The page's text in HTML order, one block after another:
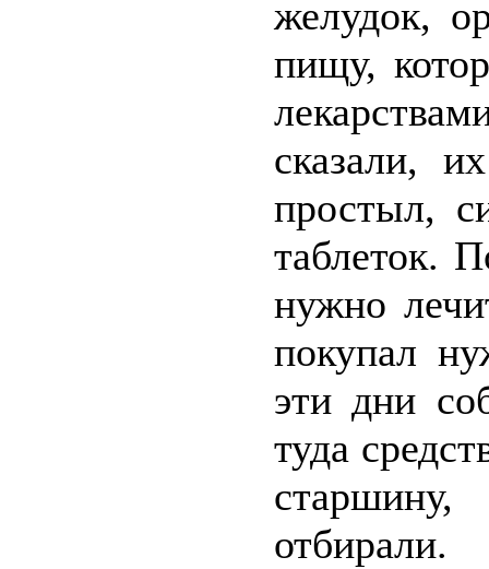
желудок,
пищу,
сказали,
простыл,
таблеток.
нужно
покупал
эти дни
туда
отбирали.